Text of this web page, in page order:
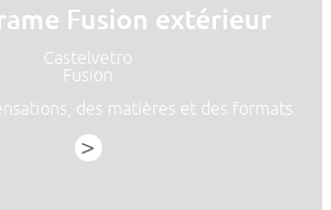
Fusion extérieur
Castelvetro
Fusion
des matières et des formats
>